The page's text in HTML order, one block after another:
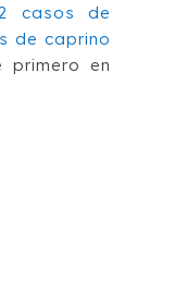
casos de
de caprino
primero en